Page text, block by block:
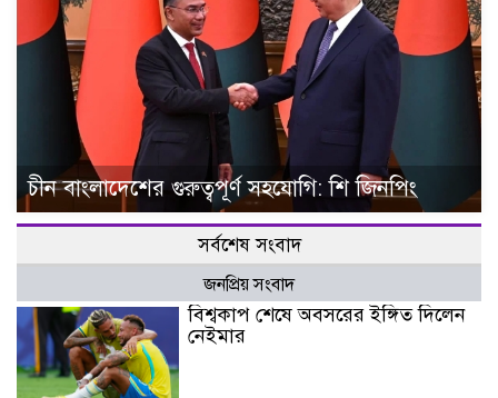
চীন বাংলাদেশের গুরুত্বপূর্ণ সহযোগি: শি জিনপিং
সর্বশেষ সংবাদ
জনপ্রিয় সংবাদ
বিশ্বকাপ শেষে অবসরের ইঙ্গিত দিলেন
নেইমার